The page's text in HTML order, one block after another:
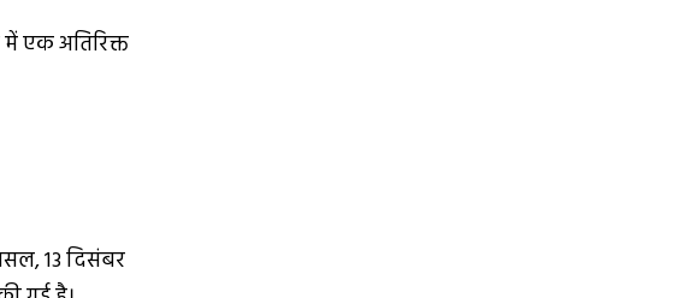
एक अतिरिक्त
13 दिसंबर